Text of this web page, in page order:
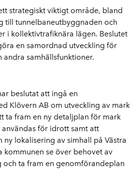
strategiskt viktigt område, bland
till tunnelbaneutbyggnaden och
i kollektivtrafiknära lägen. Beslutet
en samordnad utveckling för
andra samhällsfunktioner.
beslutat att ingå en
Klövern AB om utveckling av mark
ta fram en ny detaljplan för mark
användas för idrott samt att
ny lokalisering av simhall på Västra
kommunen se över behovet av
och ta fram en genomförandeplan